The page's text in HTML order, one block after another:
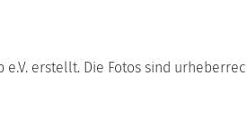
erstellt. Die Fotos sind